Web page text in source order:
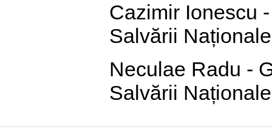
Cazimir Ionescu
Salvării Naționale
Neculae Radu -
Salvării